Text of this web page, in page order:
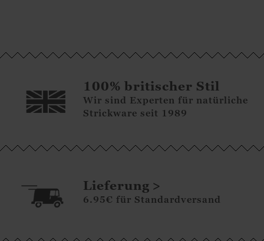
100% britischer Stil
Wir sind Experten für natürliche
Strickware seit 1989
Lieferung
6.95€ für Standardversand